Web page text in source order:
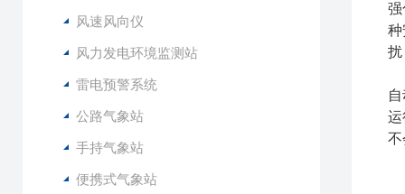
风速风向仪
风力发电环境监测站
雷电预警系统
公路气象站
手持气象站
便携式气象站
强
种
扰
运
不